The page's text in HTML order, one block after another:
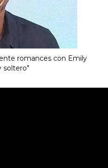
romances con Emily
soltero"